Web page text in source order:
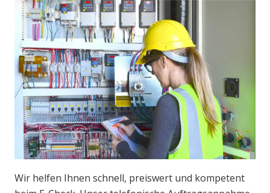
Wir helfen Ihnen schnell, preiswert und kompetent